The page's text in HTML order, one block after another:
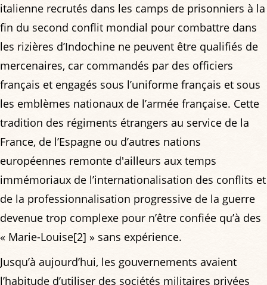
italienne recrutés dans les camps de prisonniers à la
fin du second conflit mondial pour combattre dans
les rizières d’Indochine ne peuvent être qualifiés de
mercenaires, car commandés par des officiers
français et engagés sous l’uniforme français et sous
les emblèmes nationaux de l’armée française. Cette
tradition des régiments étrangers au service de la
France, de l’Espagne ou d’autres nations
européennes remonte d'ailleurs aux temps
immémoriaux de l’internationalisation des conflits et
de la professionnalisation progressive de la guerre
devenue trop complexe pour n’être confiée qu’à des
« Marie-Louise[2] » sans expérience.
Jusqu’à aujourd’hui, les gouvernements avaient
l’habitude d’utiliser des sociétés militaires privées